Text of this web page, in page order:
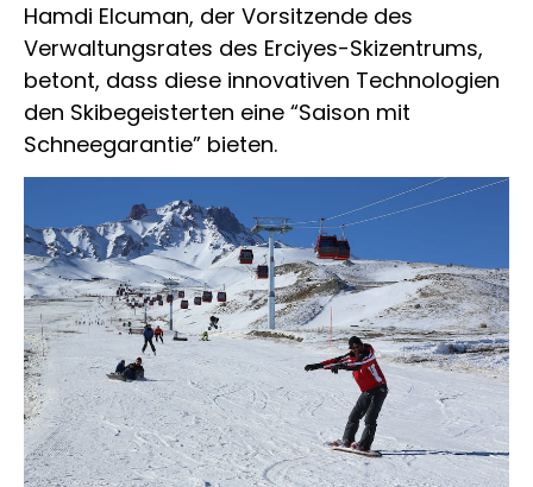
Hamdi Elcuman, der Vorsitzende des
Verwaltungsrates des Erciyes-Skizentrums,
betont, dass diese innovativen Technologien
den Skibegeisterten eine “Saison mit
Schneegarantie” bieten.